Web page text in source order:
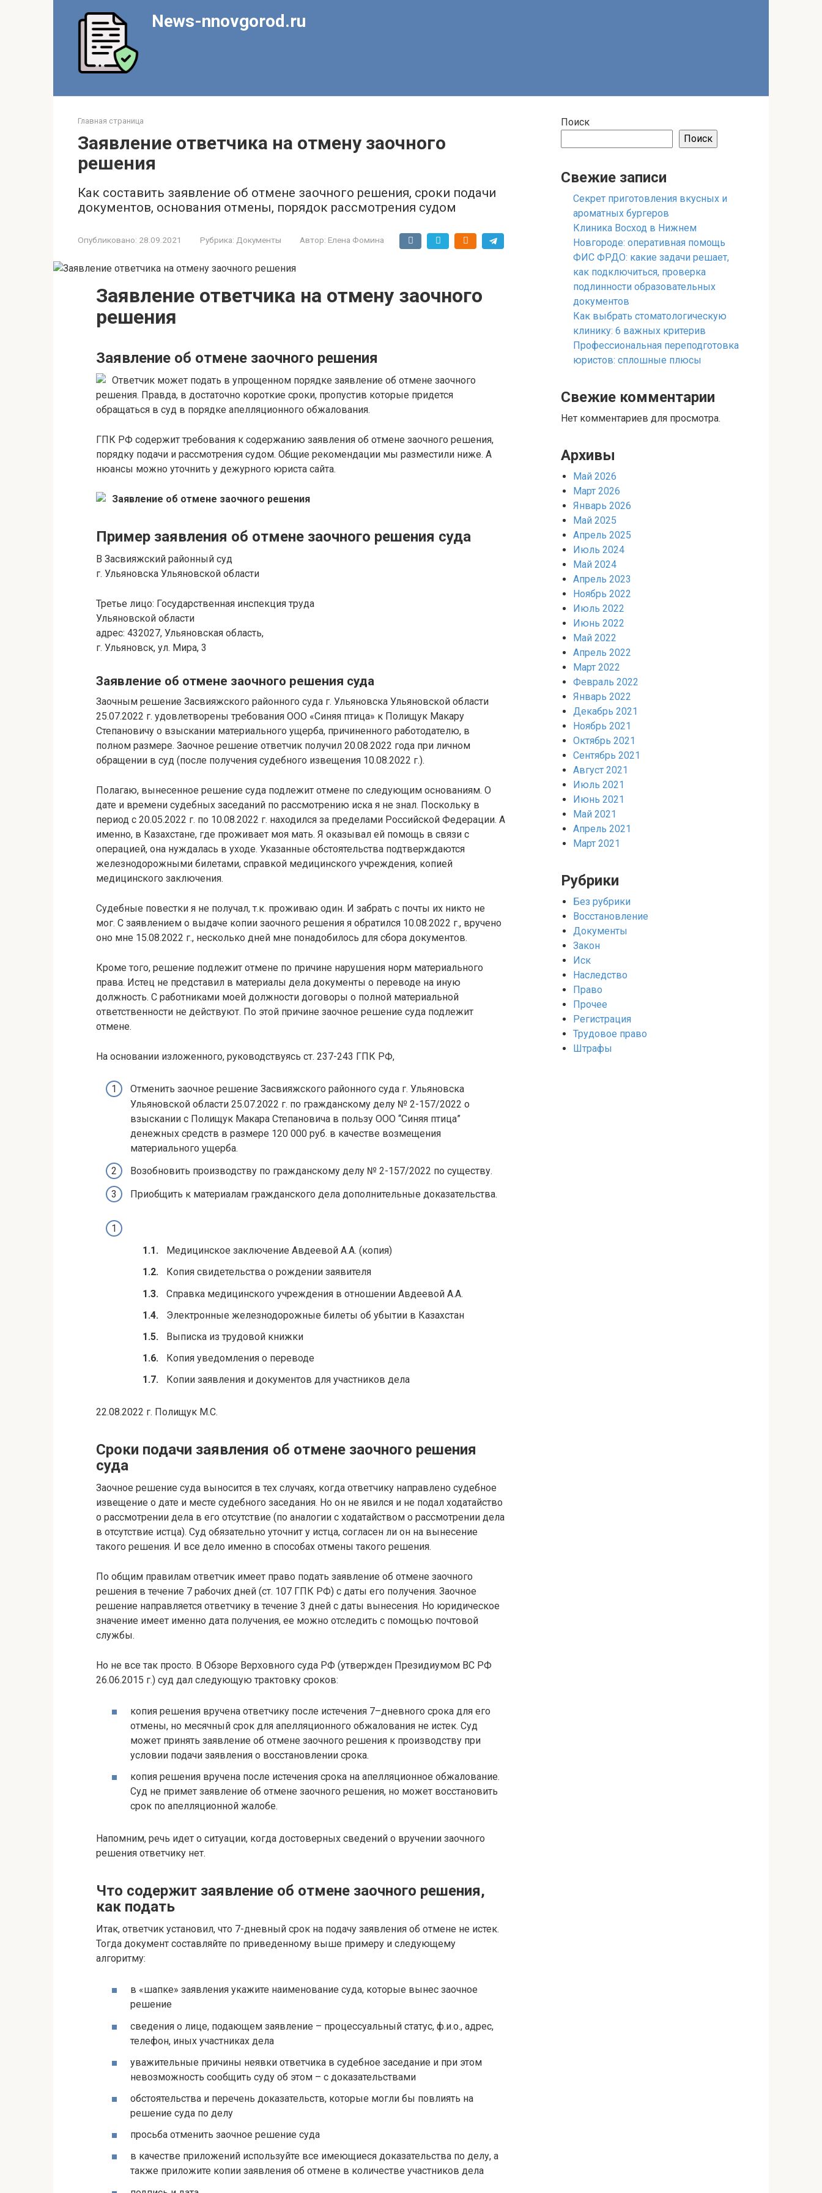
News-nnovgorod.ru
Главная страница
Заявление ответчика на отмену заочного
решения
Как составить заявление об отмене заочного решения, сроки подачи
документов, основания отмены, порядок рассмотрения судом
Опубликовано: 28.09.2021 Рубрика: Документы Автор: Елена Фомина
Заявление ответчика на отмену заочного
решения
Заявление об отмене заочного решения
Ответчик может подать в упрощенном порядке заявление об отмене заочного
решения. Правда, в достаточно короткие сроки, пропустив которые придется
обращаться в суд в порядке апелляционного обжалования.
ГПК РФ содержит требования к содержанию заявления об отмене заочного решения,
порядку подачи и рассмотрения судом. Общие рекомендации мы разместили ниже. А
нюансы можно уточнить у дежурного юриста сайта.
Заявление об отмене заочного решения
Пример заявления об отмене заочного решения суда
В Засвияжский районный суд
г. Ульяновска Ульяновской области
Третье лицо: Государственная инспекция труда
Ульяновской области
адрес: 432027, Ульяновская область,
г. Ульяновск, ул. Мира, 3
Заявление об отмене заочного решения суда
Заочным решение Засвияжского районного суда г. Ульяновска Ульяновской области
25.07.2022 г. удовлетворены требования ООО «Синяя птица» к Полищук Макару
Степановичу о взыскании материального ущерба, причиненного работодателю, в
полном размере. Заочное решение ответчик получил 20.08.2022 года при личном
обращении в суд (после получения судебного извещения 10.08.2022 г.).
Полагаю, вынесенное решение суда подлежит отмене по следующим основаниям. О
дате и времени судебных заседаний по рассмотрению иска я не знал. Поскольку в
период с 20.05.2022 г. по 10.08.2022 г. находился за пределами Российской Федерации. А
именно, в Казахстане, где проживает моя мать. Я оказывал ей помощь в связи с
операцией, она нуждалась в уходе. Указанные обстоятельства подтверждаются
железнодорожными билетами, справкой медицинского учреждения, копией
медицинского заключения.
Судебные повестки я не получал, т.к. проживаю один. И забрать с почты их никто не
мог. С заявлением о выдаче копии заочного решения я обратился 10.08.2022 г., вручено
оно мне 15.08.2022 г., несколько дней мне понадобилось для сбора документов.
Кроме того, решение подлежит отмене по причине нарушения норм материального
права. Истец не представил в материалы дела документы о переводе на иную
должность. С работниками моей должности договоры о полной материальной
ответственности не действуют. По этой причине заочное решение суда подлежит
отмене.
На основании изложенного, руководствуясь ст. 237-243 ГПК РФ,
Отменить заочное решение Засвияжского районного суда г. Ульяновска
Ульяновской области 25.07.2022 г. по гражданскому делу № 2-157/2022 о
взыскании с Полищук Макара Степановича в пользу ООО “Синяя птица”
денежных средств в размере 120 000 руб. в качестве возмещения
материального ущерба.
Возобновить производству по гражданскому делу № 2-157/2022 по существу.
Приобщить к материалам гражданского дела дополнительные доказательства.
Медицинское заключение Авдеевой А.А. (копия)
Копия свидетельства о рождении заявителя
Справка медицинского учреждения в отношении Авдеевой А.А.
Электронные железнодорожные билеты об убытии в Казахстан
Выписка из трудовой книжки
Копия уведомления о переводе
Копии заявления и документов для участников дела
22.08.2022 г. Полищук М.С.
Сроки подачи заявления об отмене заочного решения
суда
Заочное решение суда выносится в тех случаях, когда ответчику направлено судебное
извещение о дате и месте судебного заседания. Но он не явился и не подал ходатайство
о рассмотрении дела в его отсутствие (по аналогии с ходатайством о рассмотрении дела
в отсутствие истца). Суд обязательно уточнит у истца, согласен ли он на вынесение
такого решения. И все дело именно в способах отмены такого решения.
По общим правилам ответчик имеет право подать заявление об отмене заочного
решения в течение 7 рабочих дней (ст. 107 ГПК РФ) с даты его получения. Заочное
решение направляется ответчику в течение 3 дней с даты вынесения. Но юридическое
значение имеет именно дата получения, ее можно отследить с помощью почтовой
службы.
Но не все так просто. В Обзоре Верховного суда РФ (утвержден Президиумом ВС РФ
26.06.2015 г.) суд дал следующую трактовку сроков:
копия решения вручена ответчику после истечения 7–дневного срока для его
отмены, но месячный срок для апелляционного обжалования не истек. Суд
может принять заявление об отмене заочного решения к производству при
условии подачи заявления о восстановлении срока.
копия решения вручена после истечения срока на апелляционное обжалование.
Суд не примет заявление об отмене заочного решения, но может восстановить
срок по апелляционной жалобе.
Напомним, речь идет о ситуации, когда достоверных сведений о вручении заочного
решения ответчику нет.
Что содержит заявление об отмене заочного решения,
как подать
Итак, ответчик установил, что 7-дневный срок на подачу заявления об отмене не истек.
Тогда документ составляйте по приведенному выше примеру и следующему
алгоритму:
в «шапке» заявления укажите наименование суда, которые вынес заочное
решение
сведения о лице, подающем заявление – процессуальный статус, ф.и.о., адрес,
телефон, иных участниках дела
уважительные причины неявки ответчика в судебное заседание и при этом
невозможность сообщить суду об этом – с доказательствами
обстоятельства и перечень доказательств, которые могли бы повлиять на
решение суда по делу
просьба отменить заочное решение суда
в качестве приложений используйте все имеющиеся доказательства по делу, а
также приложите копии заявления об отмене в количестве участников дела
Поиск
Поиск
Свежие записи
Секрет приготовления вкусных и
ароматных бургеров
Клиника Восход в Нижнем
Новгороде: оперативная помощь
ФИС ФРДО: какие задачи решает,
как подключиться, проверка
подлинности образовательных
документов
Как выбрать стоматологическую
клинику: 6 важных критерив
Профессиональная переподготовка
юристов: сплошные плюсы
Свежие комментарии
Нет комментариев для просмотра.
Архивы
Май 2026
Март 2026
Январь 2026
Май 2025
Апрель 2025
Июль 2024
Май 2024
Апрель 2023
Ноябрь 2022
Июль 2022
Июнь 2022
Май 2022
Апрель 2022
Март 2022
Февраль 2022
Январь 2022
Декабрь 2021
Ноябрь 2021
Октябрь 2021
Сентябрь 2021
Август 2021
Июль 2021
Июнь 2021
Май 2021
Апрель 2021
Март 2021
Рубрики
Без рубрики
Восстановление
Документы
Закон
Иск
Наследство
Право
Прочее
Регистрация
Трудовое право
Штрафы